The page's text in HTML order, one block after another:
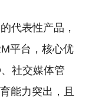
代表性产品，
平台，核心优
社交媒体管
能力突出，且